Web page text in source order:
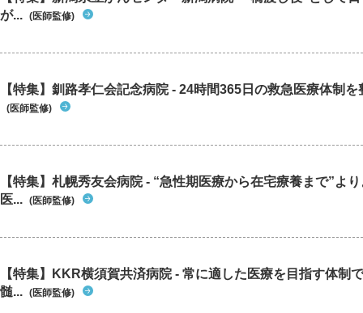
が... (医師監修)
【特集】釧路孝仁会記念病院 - 24時間365日の救急医療体制
(医師監修)
【特集】札幌秀友会病院 - “急性期医療から在宅療養まで”よ
医... (医師監修)
【特集】KKR横須賀共済病院 - 常に適した医療を目指す体制
髄... (医師監修)